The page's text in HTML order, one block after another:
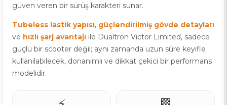
güven veren bir sürüş karakteri sunar.
Tubeless lastik yapısı, güçlendirilmiş gövde detayları
ve hızlı şarj avantajı ile Dualtron Victor Limited, sadece
güçlü bir scooter değil; aynı zamanda uzun süre keyifle
kullanılabilecek, donanımlı ve dikkat çekici bir performans
modelidir.